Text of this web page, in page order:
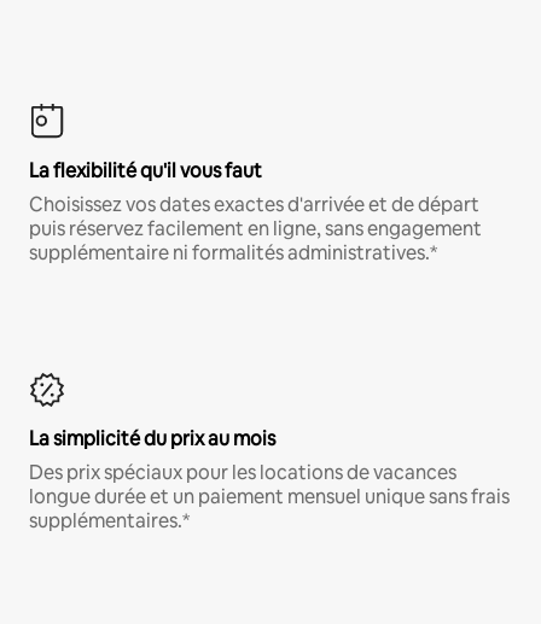
La flexibilité qu'il vous faut
Choisissez vos dates exactes d'arrivée et de départ
puis réservez facilement en ligne, sans engagement
supplémentaire ni formalités administratives.*
La simplicité du prix au mois
Des prix spéciaux pour les locations de vacances
longue durée et un paiement mensuel unique sans frais
supplémentaires.*